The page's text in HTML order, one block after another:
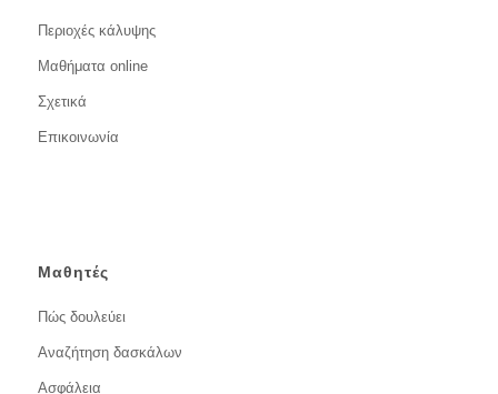
Περιοχές κάλυψης
Μαθήματα online
Σχετικά
Επικοινωνία
Μαθητές
Πώς δουλεύει
Αναζήτηση δασκάλων
Ασφάλεια